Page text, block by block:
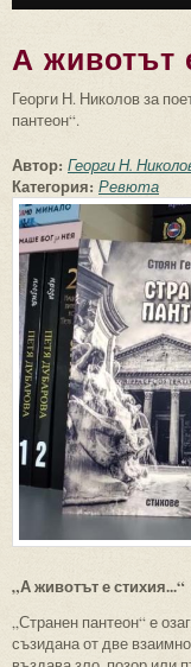
А животът
Георги Н. Николов за
пантеон“.
Автор: Георги Н.
Категория: Ревюта
„А животът е стихия...“
„Странен пантеон“ е
съзидана от две